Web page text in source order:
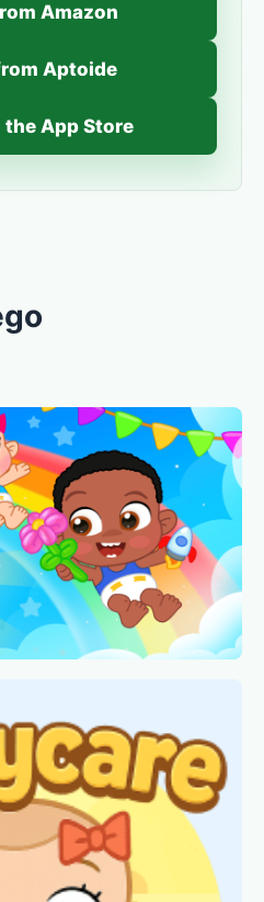
Amazon
Aptoide
the App Store